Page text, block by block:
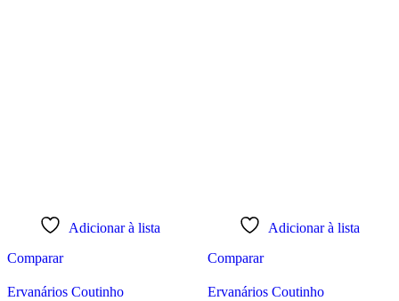
Adicionar à lista
Comparar
Ervanários Coutinho
Adicionar à lista
Comparar
Ervanários Coutinho